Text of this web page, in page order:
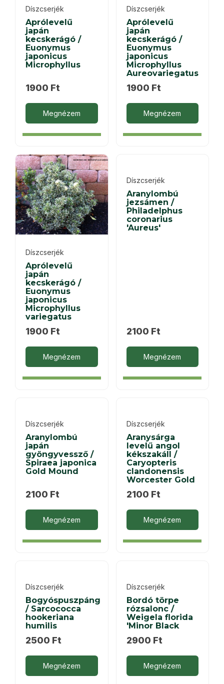
Díszcserjék
Aprólevelű
japán
kecskerágó /
Euonymus
japonicus
Microphyllus
1900 Ft
Megnézem
Díszcserjék
Aprólevelű
japán
kecskerágó /
Euonymus
japonicus
Microphyllus
Aureovariegatus
1900 Ft
Megnézem
Díszcserjék
Aprólevelű
japán
kecskerágó /
Euonymus
japonicus
Microphyllus
variegatus
1900 Ft
Megnézem
Díszcserjék
Aranylombú
jezsámen /
Philadelphus
coronarius
'Aureus'
2100 Ft
Megnézem
Díszcserjék
Aranylombú
japán
gyöngyvessző /
Spiraea japonica
Gold Mound
2100 Ft
Megnézem
Díszcserjék
Aranysárga
levelű angol
kékszakáll /
Caryopteris
clandonensis
Worcester Gold
2100 Ft
Megnézem
Díszcserjék
Bogyóspuszpáng
/ Sarcococca
hookeriana
humilis
2500 Ft
Megnézem
Díszcserjék
Bordó törpe
rózsalonc /
Weigela florida
'Minor Black
2900 Ft
Megnézem